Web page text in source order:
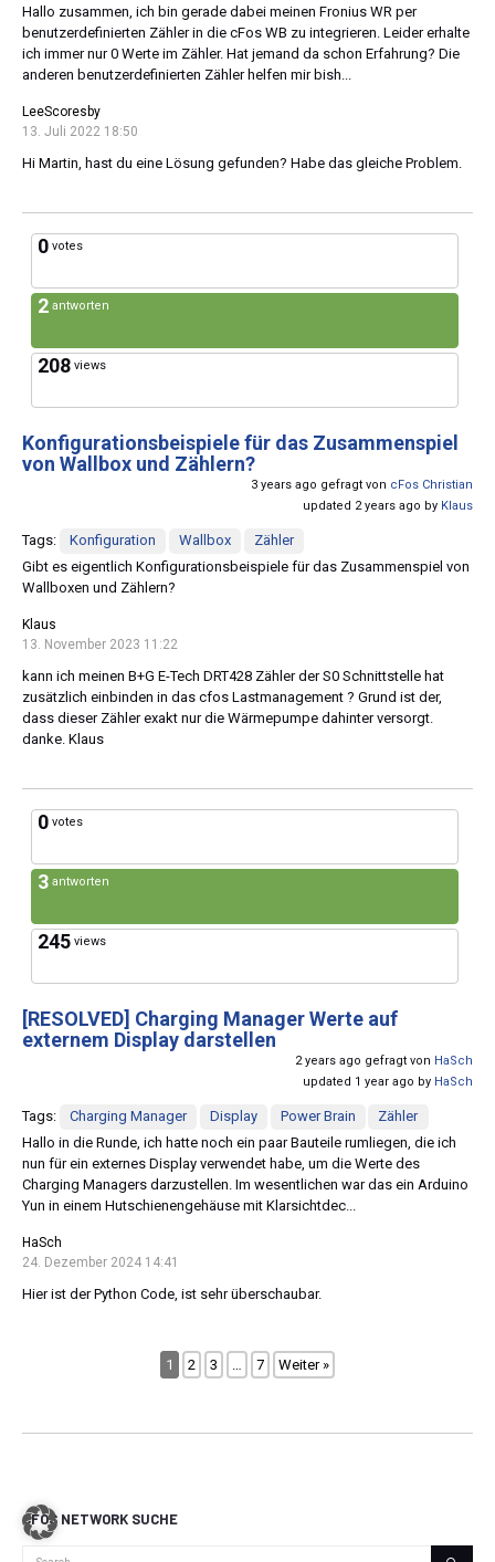
Hallo zusammen, ich bin gerade dabei meinen Fronius WR per
benutzerdefinierten Zähler in die cFos WB zu integrieren. Leider erhalte
ich immer nur 0 Werte im Zähler. Hat jemand da schon Erfahrung? Die
anderen benutzerdefinierten Zähler helfen mir bish...
LeeScoresby
13. Juli 2022 18:50
Hi Martin, hast du eine Lösung gefunden? Habe das gleiche Problem.
0 votes
2 antworten
208 views
Konfigurationsbeispiele für das Zusammenspiel
von Wallbox und Zählern?
3 years ago gefragt von cFos Christian
updated 2 years ago by Klaus
Tags: Konfiguration Wallbox
Zähler
Gibt es eigentlich Konfigurationsbeispiele für das Zusammenspiel von
Wallboxen und Zählern?
Klaus
13. November 2023 11:22
kann ich meinen B+G E-Tech DRT428 Zähler der S0 Schnittstelle hat
zusätzlich einbinden in das cfos Lastmanagement ? Grund ist der,
dass dieser Zähler exakt nur die Wärmepumpe dahinter versorgt.
danke. Klaus
0 votes
3 antworten
245 views
[RESOLVED] Charging Manager Werte auf
externem Display darstellen
2 years ago gefragt von HaSch
updated 1 year ago by HaSch
Tags: Charging Manager Display Power Brain
Zähler
Hallo in die Runde, ich hatte noch ein paar Bauteile rumliegen, die ich
nun für ein externes Display verwendet habe, um die Werte des
Charging Managers darzustellen. Im wesentlichen war das ein Arduino
Yun in einem Hutschienengehäuse mit Klarsichtdec...
HaSch
24. Dezember 2024 14:41
Hier ist der Python Code, ist sehr überschaubar.
1 2 3 … 7 Weiter »
CFOS NETWORK SUCHE